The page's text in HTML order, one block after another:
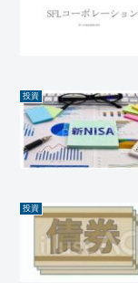
投資
投資